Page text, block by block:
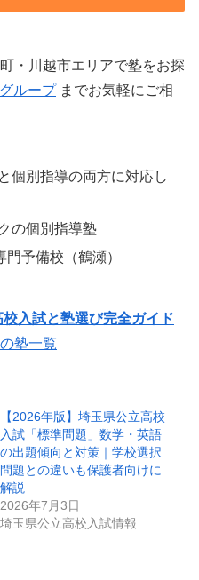
・川越市エリアで塾をお探
ループまでお気軽にご相
個別指導の両方に対応し
の個別指導塾
門予備校（鶴瀬）
入試と塾選び完全ガイド
塾一覧
【2026年版】埼玉県公立高校
入試「標準問題」数学・英語
の出題傾向と対策｜学校選択
問題との違いも保護者向けに
解説
2026年7月3日
埼玉県公立高校入試情報